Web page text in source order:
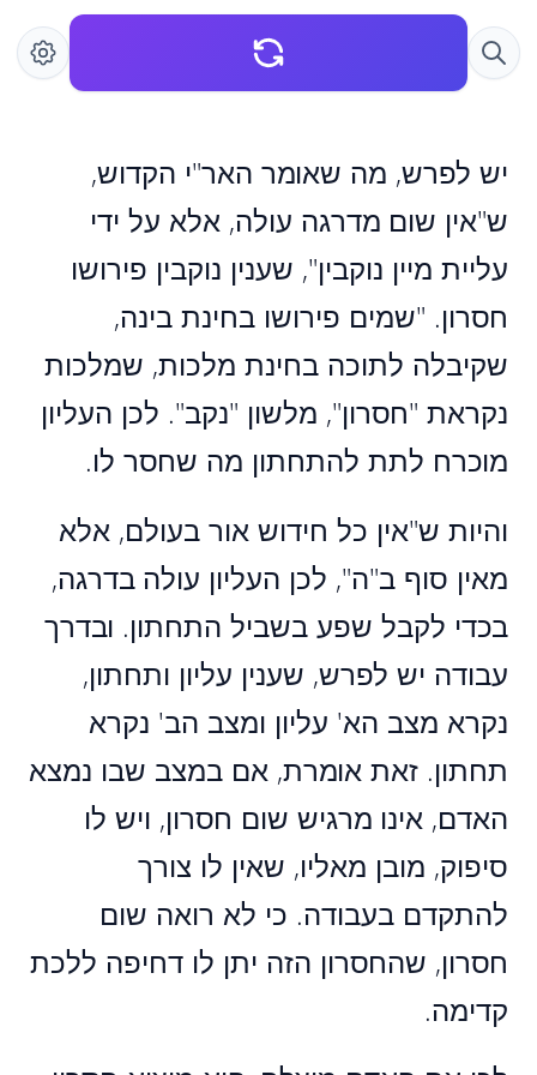
יש לפרש, מה שאומר האר"י הקדוש,
ש"אין שום מדרגה עולה, אלא על ידי
עליית מיין נוקבין", שענין נוקבין פירושו
חסרון. "שמים פירושו בחינת בינה,
שקיבלה לתוכה בחינת מלכות, שמלכות
נקראת "חסרון", מלשון "נקב". לכן העליון
מוכרח לתת להתחתון מה שחסר לו.
והיות ש"אין כל חידוש אור בעולם, אלא
מאין סוף ב"ה", לכן העליון עולה בדרגה,
בכדי לקבל שפע בשביל התחתון. ובדרך
עבודה יש לפרש, שענין עליון ותחתון,
נקרא מצב הא' עליון ומצב הב' נקרא
תחתון. זאת אומרת, אם במצב שבו נמצא
האדם, אינו מרגיש שום חסרון, ויש לו
סיפוק, מובן מאליו, שאין לו צורך
להתקדם בעבודה. כי לא רואה שום
חסרון, שהחסרון הזה יתן לו דחיפה ללכת
קדימה.